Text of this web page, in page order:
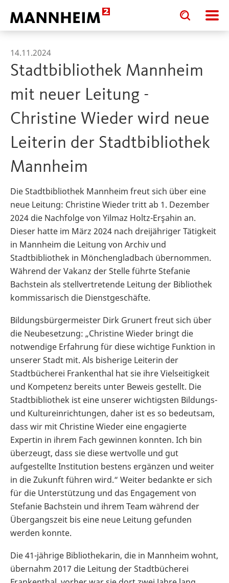
Toggle
search
input
Toggle
search
input
14.11.2024
Stadtbibliothek Mannheim
mit neuer Leitung -
Christine Wieder wird neue
Leiterin der Stadtbibliothek
Mannheim
Die Stadtbibliothek Mannheim freut sich über eine
neue Leitung: Christine Wieder tritt ab 1. Dezember
2024 die Nachfolge von Yilmaz Holtz-Erşahin an.
Dieser hatte im März 2024 nach dreijähriger Tätigkeit
in Mannheim die Leitung von Archiv und
Stadtbibliothek in Mönchengladbach übernommen.
Während der Vakanz der Stelle führte Stefanie
Bachstein als stellvertretende Leitung der Bibliothek
kommissarisch die Dienstgeschäfte.
Bildungsbürgermeister Dirk Grunert freut sich über
die Neubesetzung: „Christine Wieder bringt die
notwendige Erfahrung für diese wichtige Funktion in
unserer Stadt mit. Als bisherige Leiterin der
Stadtbücherei Frankenthal hat sie ihre Vielseitigkeit
und Kompetenz bereits unter Beweis gestellt. Die
Stadtbibliothek ist eine unserer wichtigsten Bildungs-
und Kultureinrichtungen, daher ist es so bedeutsam,
dass wir mit Christine Wieder eine engagierte
Expertin in ihrem Fach gewinnen konnten. Ich bin
überzeugt, dass sie diese wertvolle und gut
aufgestellte Institution bestens ergänzen und weiter
in die Zukunft führen wird.“ Weiter bedankte er sich
für die Unterstützung und das Engagement von
Stefanie Bachstein und ihrem Team während der
Übergangszeit bis eine neue Leitung gefunden
werden konnte.
Die 41-jährige Bibliothekarin, die in Mannheim wohnt,
übernahm 2017 die Leitung der Stadtbücherei